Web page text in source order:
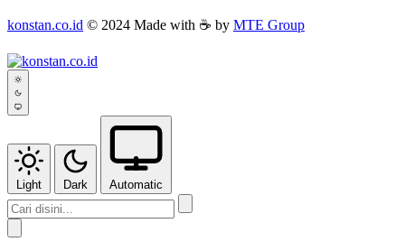
konstan.co.id © 2024 Made with ☕ by MTE Group
Light Dark Automatic